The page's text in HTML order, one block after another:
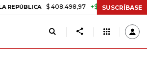
$ 408.498,97 +$ 8.753,81 +2,19%
SUSCRÍBASE